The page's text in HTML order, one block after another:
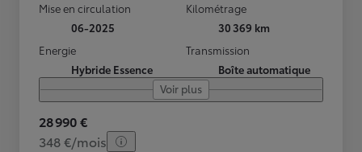
Mise en circulation
06-2025
Kilométrage
30 369 km
Energie
Hybride Essence
Transmission
Boîte automatique
Voir plus
28 990 €
348 €/mois